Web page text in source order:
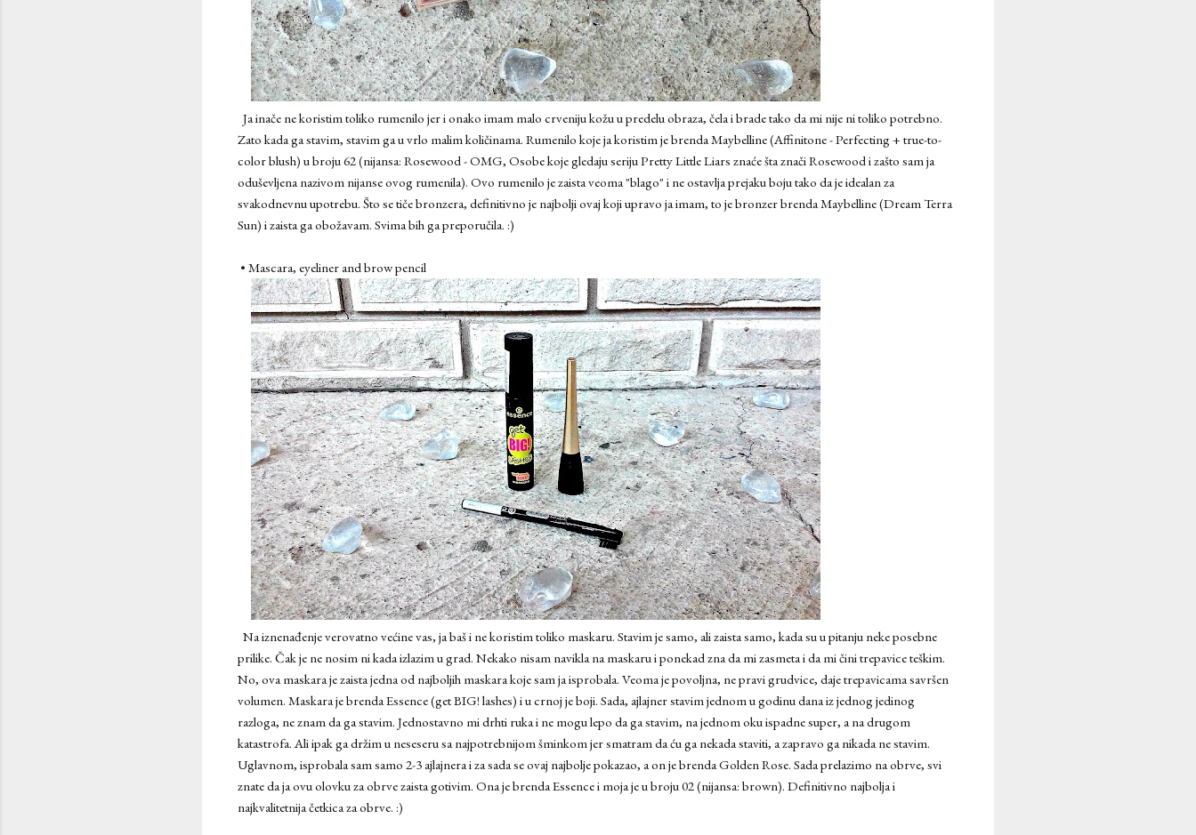
Ja inače ne koristim toliko rumenilo jer i onako imam malo crveniju kožu u predelu obraza, čela i brade tako da mi nije ni toliko potrebno.
Zato kada ga stavim, stavim ga u vrlo malim količinama. Rumenilo koje ja koristim je brenda Maybelline (Affinitone - Perfecting + true-to-
color blush) u broju 62 (nijansa: Rosewood - OMG, Osobe koje gledaju seriju Pretty Little Liars znaće šta znači Rosewood i zašto sam ja
oduševljena nazivom nijanse ovog rumenila). Ovo rumenilo je zaista veoma "blago" i ne ostavlja prejaku boju tako da je idealan za
svakodnevnu upotrebu. Što se tiče bronzera, definitivno je najbolji ovaj koji upravo ja imam, to je bronzer brenda Maybelline (Dream Terra
Sun) i zaista ga obožavam. Svima bih ga preporučila. :)
• Mascara, eyeliner and brow pencil
Na iznenađenje verovatno većine vas, ja baš i ne koristim toliko maskaru. Stavim je samo, ali zaista samo, kada su u pitanju neke posebne
prilike. Čak je ne nosim ni kada izlazim u grad. Nekako nisam navikla na maskaru i ponekad zna da mi zasmeta i da mi čini trepavice teškim.
No, ova maskara je zaista jedna od najboljih maskara koje sam ja isprobala. Veoma je povoljna, ne pravi grudvice, daje trepavicama savršen
volumen. Maskara je brenda Essence (get BIG! lashes) i u crnoj je boji. Sada, ajlajner stavim jednom u godinu dana iz jednog jedinog
razloga, ne znam da ga stavim. Jednostavno mi drhti ruka i ne mogu lepo da ga stavim, na jednom oku ispadne super, a na drugom
katastrofa. Ali ipak ga držim u neseseru sa najpotrebnijom šminkom jer smatram da ću ga nekada staviti, a zapravo ga nikada ne stavim.
Uglavnom, isprobala sam samo 2-3 ajlajnera i za sada se ovaj najbolje pokazao, a on je brenda Golden Rose. Sada prelazimo na obrve, svi
znate da ja ovu olovku za obrve zaista gotivim. Ona je brenda Essence i moja je u broju 02 (nijansa: brown). Definitivno najbolja i
najkvalitetnija četkica za obrve. :)